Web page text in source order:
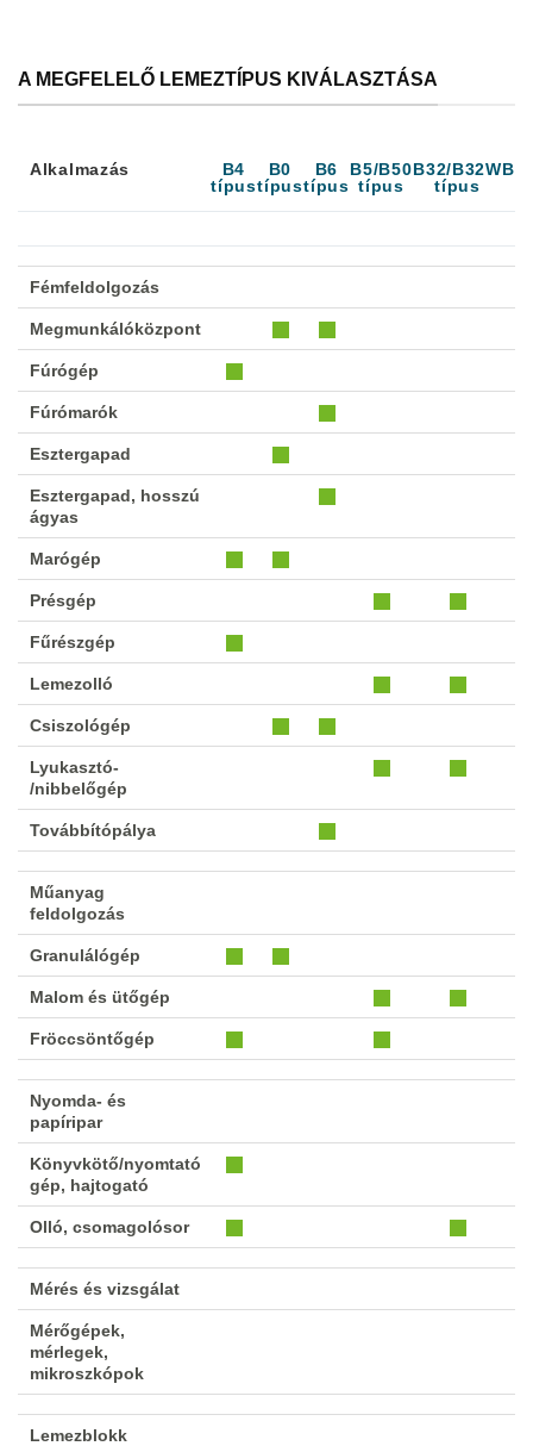
A MEGFELELŐ LEMEZTÍPUS KIVÁLASZTÁSA
Alkalmazás
B4
típus
B0
típus
B6
típus
B5/B50
típus
B32/B32W
típus
Fémfeldolgozás
Megmunkálóközpont
Fúrógép
Fúrómarók
Esztergapad
Esztergapad, hosszú
ágyas
Marógép
Présgép
Fűrészgép
Lemezolló
Csiszológép
Lyukasztó-
/nibbelőgép
Továbbítópálya
Műanyag
feldolgozás
Granulálógép
Malom és ütőgép
Fröccsöntőgép
Nyomda- és
papíripar
Könyvkötő/nyomtató
gép, hajtogató
Olló, csomagolósor
Mérés és vizsgálat
Mérőgépek,
mérlegek,
mikroszkópok
Lemezblokk